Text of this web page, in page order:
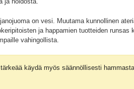
on vesi. Muutama kunnollinen
ja happamien tuotteiden runsas
vahingollista.
käydä myös säännöllisesti